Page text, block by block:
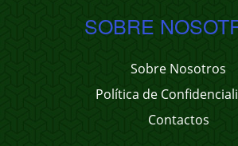
SOBRE
Sobre Nosotros
Política de
Contactos